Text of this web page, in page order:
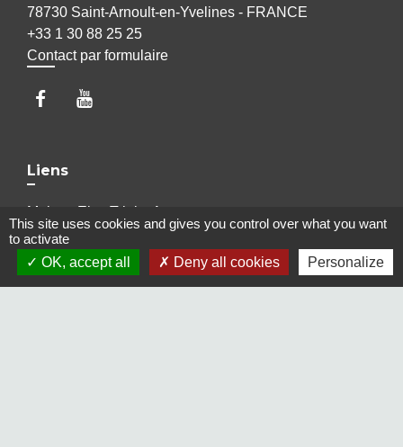
78730 Saint-Arnoult-en-Yvelines - FRANCE
+33 1 30 88 25 25
Contact par formulaire
Liens
Maison Elsa Triolet Aragon
Office du Tourisme
Médiathèque "Les yeux d'Elsa"
Le Cratère, salle de cinéma et de spectacles
This site uses cookies and gives you control over what you want
to activate
OK, accept all
Deny all cookies Personalize